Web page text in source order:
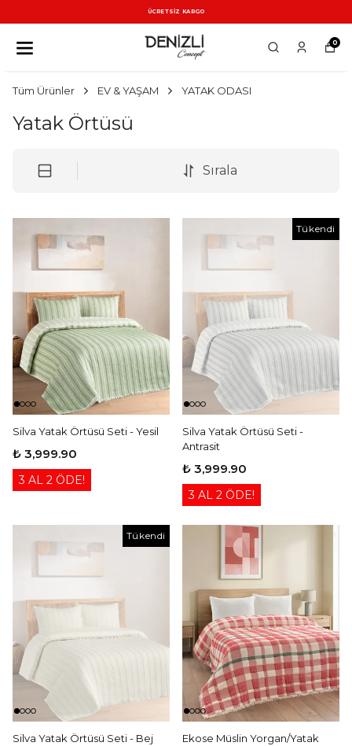
ÜCRETSİZ KARGO
0
Tüm Ürünler EV & YAŞAM YATAK ODASI
Yatak Örtüsü
Sırala
Silva Yatak Örtüsü Seti - Yesil
₺ 3,999.90
3 AL 2 ÖDE!
Tükendi
Silva Yatak Örtüsü Seti -
Antrasit
₺ 3,999.90
3 AL 2 ÖDE!
Tükendi
Silva Yatak Örtüsü Seti - Bej
Ekose Müslin Yorgan/Yatak